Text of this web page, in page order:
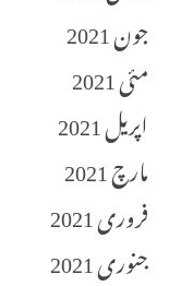
جون 2021
مئی 2021
اپریل 2021
مارچ 2021
فروری 2021
جنوری 2021